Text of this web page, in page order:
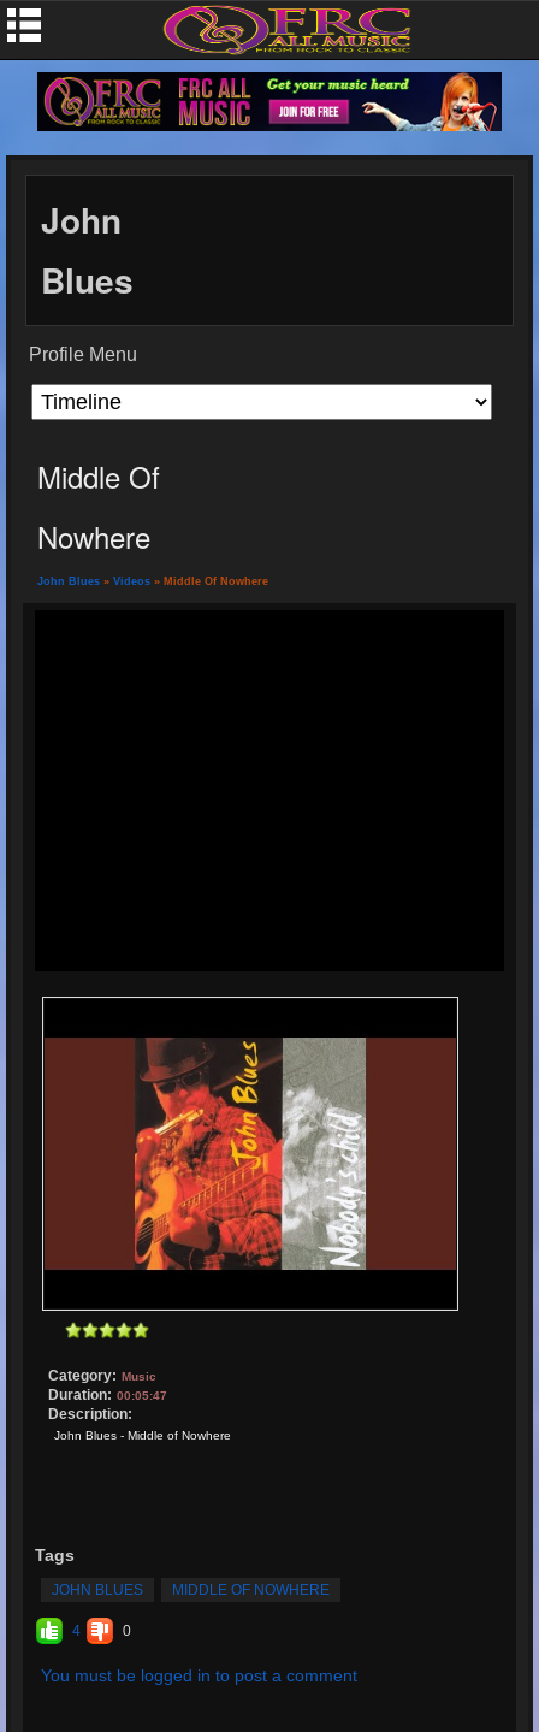
John
Blues
Profile Menu
Middle Of
Nowhere
John Blues » Videos » Middle Of Nowhere
Category: Music
Duration: 00:05:47
Description:
John Blues - Middle of Nowhere
Tags
JOHN BLUES MIDDLE OF NOWHERE
4 0
You must be logged in to post a comment